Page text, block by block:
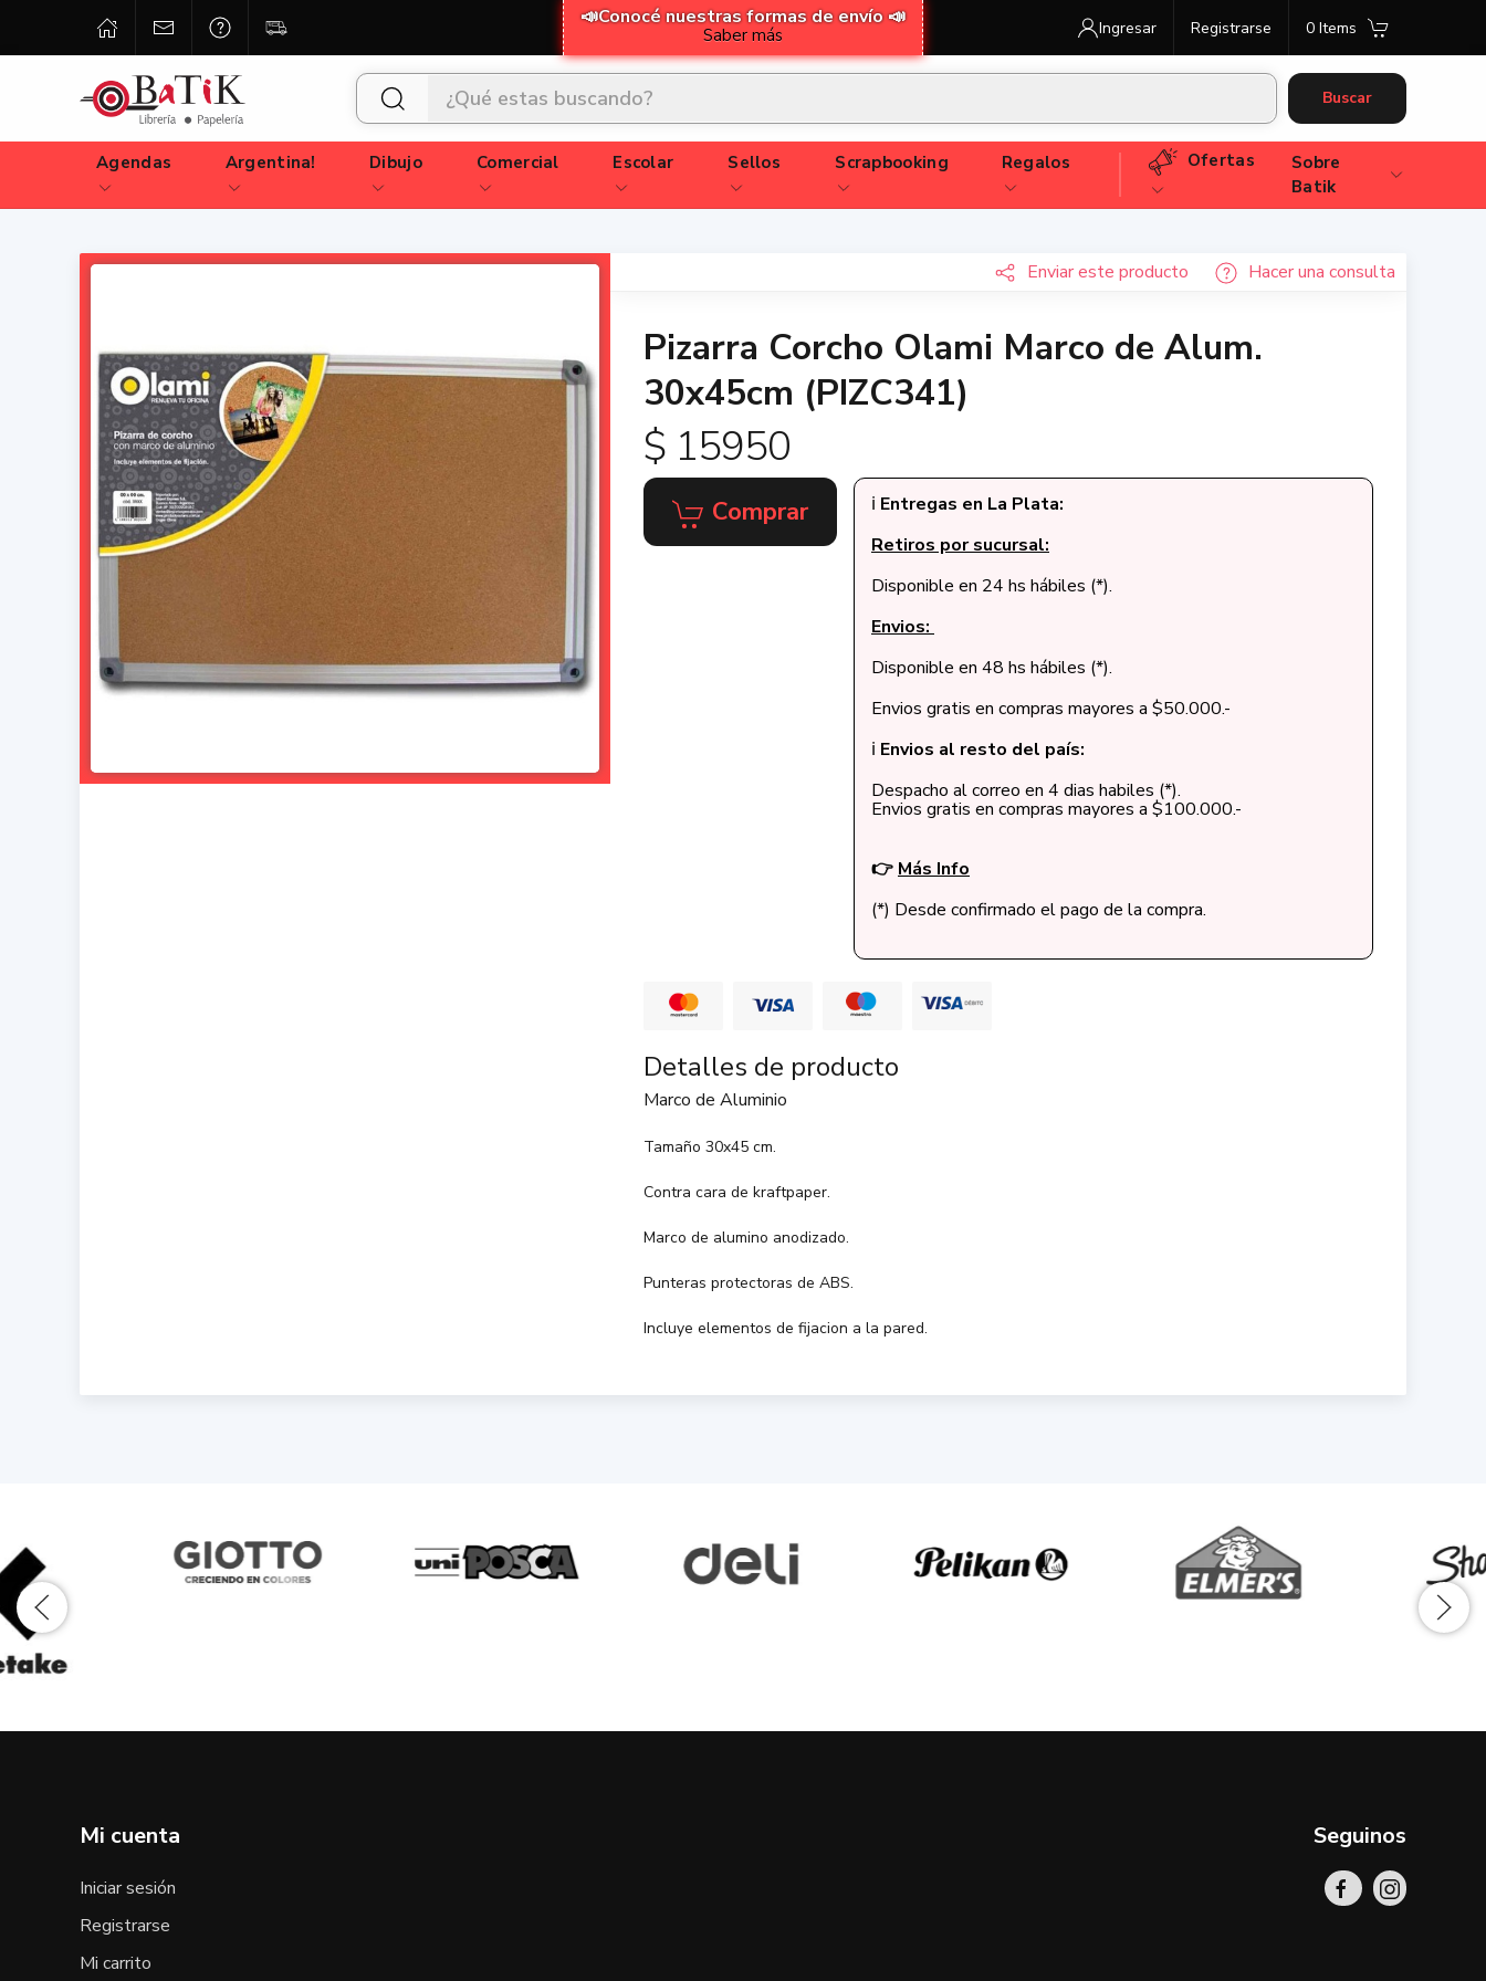
📣Conocé nuestras formas de envío 📣
Saber más Ingresar Registrarse 0 Items
Buscar
Agendas Argentina! Dibujo Comercial Escolar Sellos Scrapbooking Regalos Ofertas
Sobre
Batik
Enviareste producto Hacer una consulta
Pizarra Corcho Olami Marco de Alum.
30x45cm (PIZC341)
$ 15950
Comprar ℹ️ Entregas en La Plata:
Retiros por sucursal:
Disponible en 24 hs hábiles (*).
Envios:
Disponible en 48 hs hábiles (*).
Envios gratis en compras mayores a $50.000.-
ℹ️ Envios al resto del país:
Despacho al correo en 4 dias habiles (*).
Envios gratis en compras mayores a $100.000.-
👉 Más Info
(*) Desde confirmado el pago de la compra.
Detalles de producto
Marco de Aluminio
Tamaño 30x45 cm.
Contra cara de kraftpaper.
Marco de alumino anodizado.
Punteras protectoras de ABS.
Incluye elementos de fijacion a la pared.
Mi cuenta
Iniciar sesión
Registrarse
Mi carrito
Seguinos